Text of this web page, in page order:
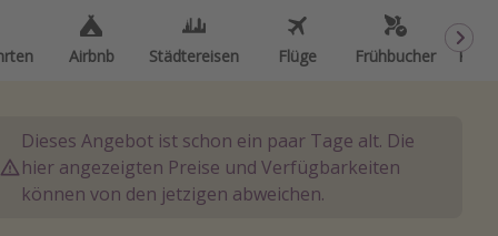
Airbnb Städtereisen Flüge Frühbucher
Airbnb Städtereisen Flüge Frühbucher
Dieses Angebot ist schon ein paar Tage alt. Die
hier angezeigten Preise und Verfügbarkeiten
können von den jetzigen abweichen.